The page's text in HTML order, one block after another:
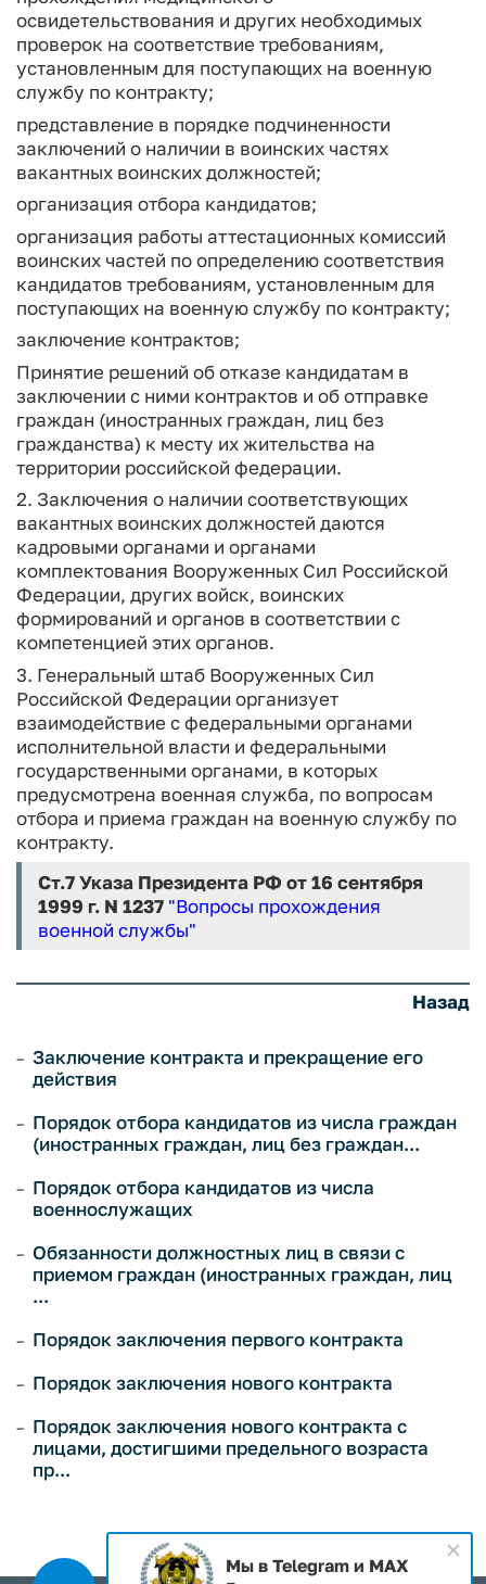
освидетельствования и других необходимых
проверок на соответствие требованиям,
установленным для поступающих на военную
службу по контракту;
представление в порядке подчиненности
заключений о наличии в воинских частях
вакантных воинских должностей;
организация отбора кандидатов;
организация работы аттестационных комиссий
воинских частей по определению соответствия
кандидатов требованиям, установленным для
поступающих на военную службу по контракту;
заключение контрактов;
Принятие решений об отказе кандидатам в
заключении с ними контрактов и об отправке
граждан (иностранных граждан, лиц без
гражданства) к месту их жительства на
территории российской федерации.
2. Заключения о наличии соответствующих
вакантных воинских должностей даются
кадровыми органами и органами
комплектования Вооруженных Сил Российской
Федерации, других войск, воинских
формирований и органов в соответствии с
компетенцией этих органов.
3. Генеральный штаб Вооруженных Сил
Российской Федерации организует
взаимодействие с федеральными органами
исполнительной власти и федеральными
государственными органами, в которых
предусмотрена военная служба, по вопросам
отбора и приема граждан на военную службу по
контракту.
Ст.7Указа Президента РФ от 16 сентября
1999 г. N 1237 "Вопросы прохождения
военной службы"
Назад
Заключение контракта и прекращение его
действия
Порядок отбора кандидатов из числа граждан
(иностранных граждан, лиц без граждан...
Порядок отбора кандидатов из числа
военнослужащих
Обязанности должностных лиц в связи с
приемом граждан (иностранных граждан, лиц
...
Порядок заключения первого контракта
Порядок заключения нового контракта
Порядок заключения нового контракта с
лицами, достигшими предельного возраста
пр...
Мы в Telegram и MAX